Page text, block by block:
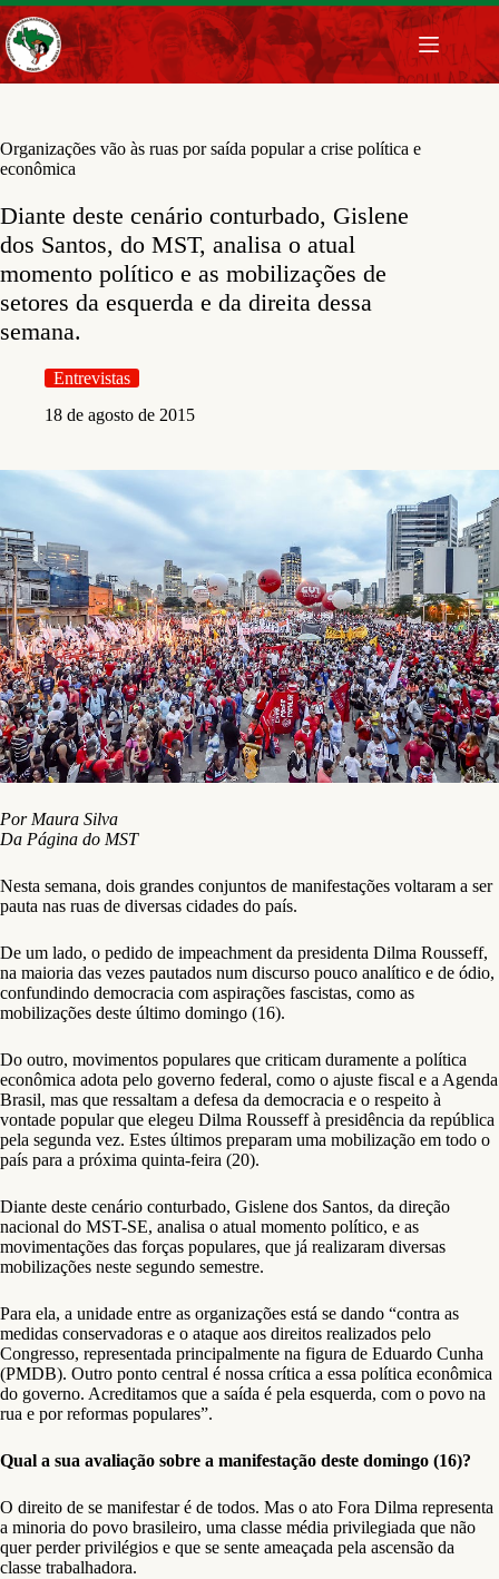
Pular
para
o
conteúdo
Organizações vão às ruas por saída popular a crise política e
econômica
Diante deste cenário conturbado, Gislene
dos Santos, do MST, analisa o atual
momento político e as mobilizações de
setores da esquerda e da direita dessa
semana.
Entrevistas
18 de agosto de 2015
Por Maura Silva
Da Página do MST
Nesta semana, dois grandes conjuntos de manifestações voltaram a ser
pauta nas ruas de diversas cidades do país.
De um lado, o pedido de impeachment da presidenta Dilma Rousseff,
na maioria das vezes pautados num discurso pouco analítico e de ódio,
confundindo democracia com aspirações fascistas, como as
mobilizações deste último domingo (16).
Do outro, movimentos populares que criticam duramente a política
econômica adota pelo governo federal, como o ajuste fiscal e a Agenda
Brasil, mas que ressaltam a defesa da democracia e o respeito à
vontade popular que elegeu Dilma Rousseff à presidência da república
pela segunda vez. Estes últimos preparam uma mobilização em todo o
país para a próxima quinta-feira (20).
Diante deste cenário conturbado, Gislene dos Santos, da direção
nacional do MST-SE, analisa o atual momento político, e as
movimentações das forças populares, que já realizaram diversas
mobilizações neste segundo semestre.
Para ela, a unidade entre as organizações está se dando “contra as
medidas conservadoras e o ataque aos direitos realizados pelo
Congresso, representada principalmente na figura de Eduardo Cunha
(PMDB). Outro ponto central é nossa crítica a essa política econômica
do governo. Acreditamos que a saída é pela esquerda, com o povo na
rua e por reformas populares”.
Qual a sua avaliação sobre a manifestação deste domingo (16)?
O direito de se manifestar é de todos. Mas o ato Fora Dilma representa
a minoria do povo brasileiro, uma classe média privilegiada que não
quer perder privilégios e que se sente ameaçada pela ascensão da
classe trabalhadora.